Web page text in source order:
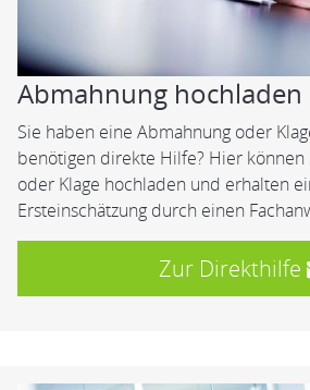
Abmahnung hochladen
Sie haben eine Abmahnung oder
benötigen direkte Hilfe? Hier können
oder Klage hochladen und erhalten
Ersteinschätzung durch einen
Zur Direkthilfe